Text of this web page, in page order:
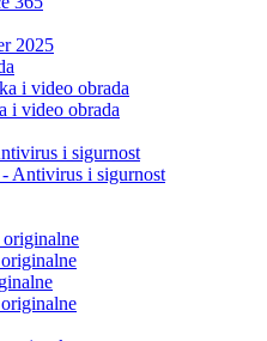
2025
i video obrada
i video obrada
i sigurnost
Antivirus i sigurnost